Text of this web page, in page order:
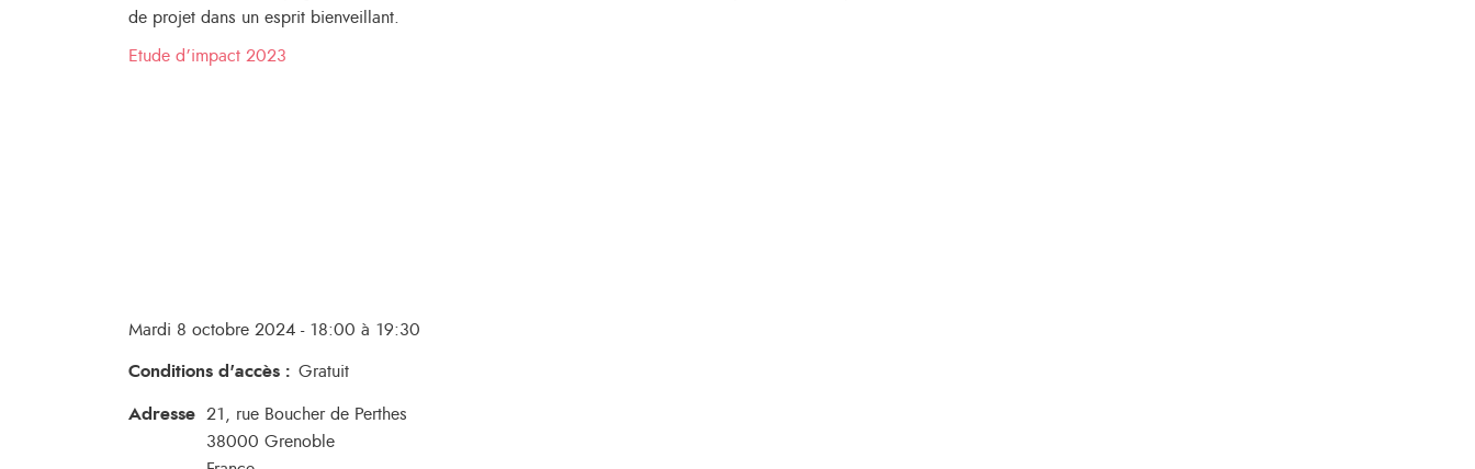
de projet dans un esprit bienveillant.
Etude d’impact 2023
Mardi 8 octobre 2024 - 18:00 à 19:30
Conditions d'accès : Gratuit
Adresse
21, rue Boucher de Perthes
38000 Grenoble